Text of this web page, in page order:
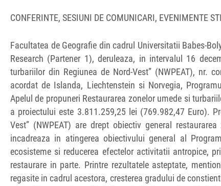
CONFERINTE, SESIUNI DE COMUNICARI, EVENIMENTE
Facultatea de Geografie din cadrul Universitatii Babes-
Research (Partener 1), deruleaza, in intervalul 16
turbariilor din Regiunea de Nord-Vest” (NWPEAT), nr.
acordat de Islanda, Liechtenstein si Norvegia,
Apelul de propuneri Restaurarea zonelor umede si
a proiectului este 3.811.259,25 lei (769.982,47 Euro).
Vest” (NWPEAT) are drept obiectiv general
incadreaza in atingerea obiectivului general al
ecosisteme si reducerea efectelor activitatii antropice,
restaurare in parte. Printre rezultatele asteptate,
regasite in cadrul acestora, cresterea gradului de